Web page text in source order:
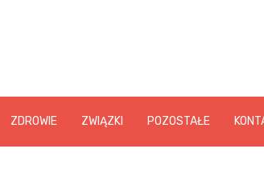
ZDROWIE ZWIĄZKI POZOSTAŁE